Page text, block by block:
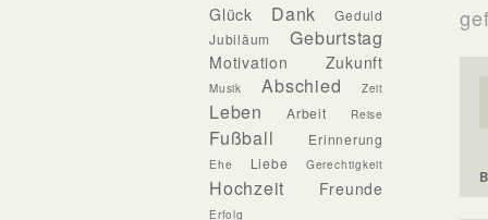
Glück Dank
Geduld
Jubiläum
Geburtstag
Motivation Zukunft
Musik Abschied Zeit
Leben Arbeit Reise
Fußball Erinnerung
Ehe Liebe Gerechtigkeit
Hochzeit Freunde
Erfolg